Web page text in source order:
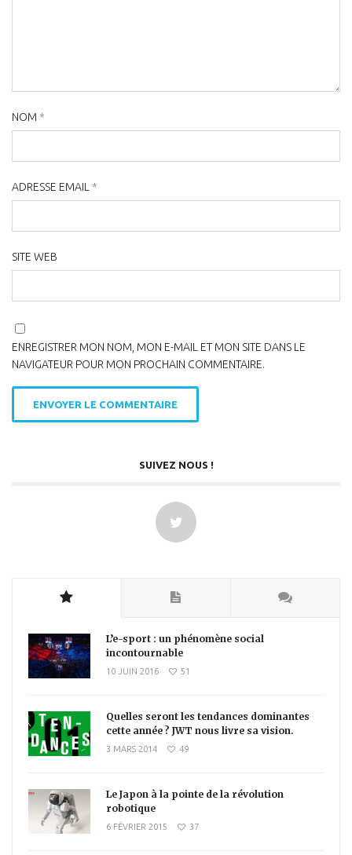
NOM *
ADRESSE EMAIL *
SITE WEB
ENREGISTRER MON NOM, MON E-MAIL ET MON SITE DANS LE
NAVIGATEUR POUR MON PROCHAIN COMMENTAIRE.
SUIVEZ NOUS !
L’e-sport : un phénomène social
incontournable
10 JUIN 2016 51
Quelles seront les tendances dominantes
cette année ? JWT nous livre sa vision.
3 MARS 2014 49
Le Japon à la pointe de la révolution
robotique
6 FÉVRIER 2015 37